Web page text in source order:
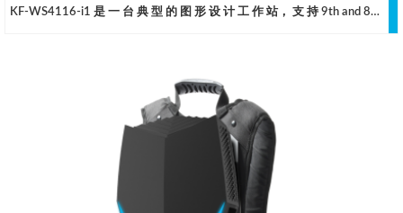
KF-WS4116-i1 是 一 台 典 型 的 图 形 设 计 工 作 站， 支 持 9th and 8th Generation Intel® Core ™ 处理器，配备 NVIDIA Quadro 专业显卡或是 NVIDIA Geforce 娱乐显卡，具备优秀的图形性能与灵活的扩展能力。是中小型企业与独立设计者的上佳之选。